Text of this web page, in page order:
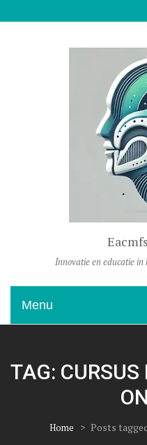
Innovatie en educatie in
Menu
TAG:
Home > Posts